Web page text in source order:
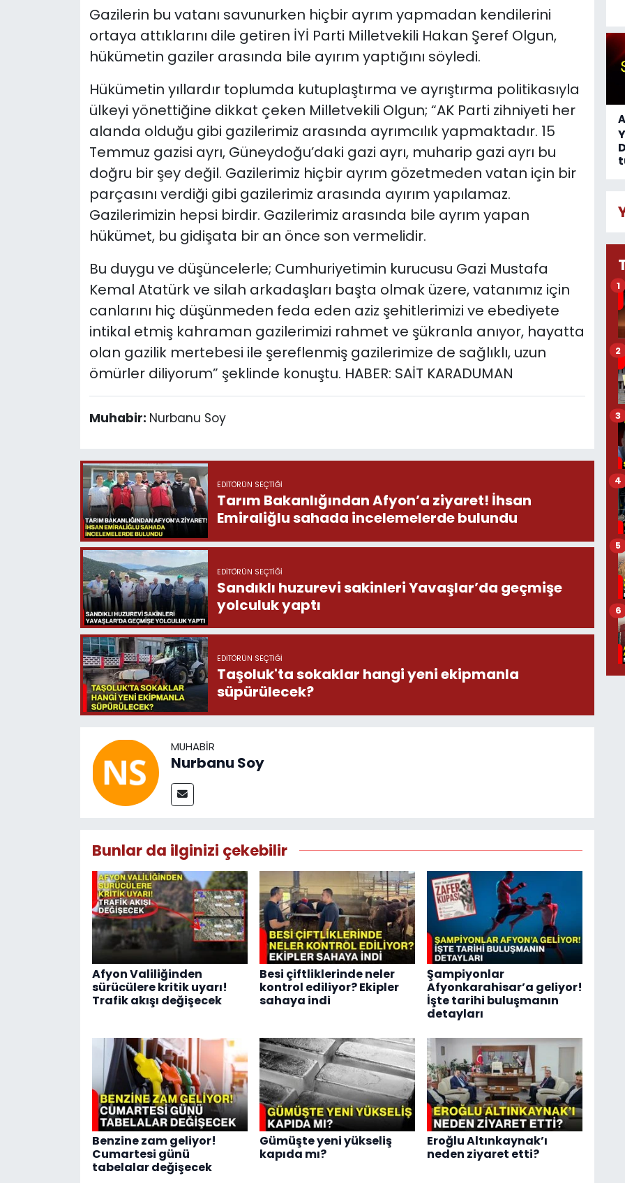
Gazilerin bu vatanı savunurken hiçbir ayrım yapmadan kendilerini
ortaya attıklarını dile getiren İYİ Parti Milletvekili Hakan Şeref Olgun,
hükümetin gaziler arasında bile ayırım yaptığını söyledi.
Hükümetin yıllardır toplumda kutuplaştırma ve ayrıştırma politikasıyla
ülkeyi yönettiğine dikkat çeken Milletvekili Olgun; “AK Parti zihniyeti her
alanda olduğu gibi gazilerimiz arasında ayrımcılık yapmaktadır. 15
Temmuz gazisi ayrı, Güneydoğu’daki gazi ayrı, muharip gazi ayrı bu
doğru bir şey değil. Gazilerimiz hiçbir ayrım gözetmeden vatan için bir
parçasını verdiği gibi gazilerimiz arasında ayırım yapılamaz.
Gazilerimizin hepsi birdir. Gazilerimiz arasında bile ayrım yapan
hükümet, bu gidişata bir an önce son vermelidir.
Bu duygu ve düşüncelerle; Cumhuriyetimin kurucusu Gazi Mustafa
Kemal Atatürk ve silah arkadaşları başta olmak üzere, vatanımız için
canlarını hiç düşünmeden feda eden aziz şehitlerimizi ve ebediyete
intikal etmiş kahraman gazilerimizi rahmet ve şükranla anıyor, hayatta
olan gazilik mertebesi ile şereflenmiş gazilerimize de sağlıklı, uzun
ömürler diliyorum” şeklinde konuştu. HABER: SAİT KARADUMAN
Muhabir: Nurbanu Soy
EDITÖRÜN SEÇTIĞI
Tarım Bakanlığından Afyon’a ziyaret! İhsan
Emiraliğlu sahada incelemelerde bulundu
EDITÖRÜN SEÇTIĞI
Sandıklı huzurevi sakinleri Yavaşlar’da geçmişe
yolculuk yaptı
EDITÖRÜN SEÇTIĞI
Taşoluk'ta sokaklar hangi yeni ekipmanla
süpürülecek?
MUHABIR
Nurbanu Soy
Bunlar da ilginizi çekebilir
Afyon Valiliğinden
sürücülere kritik uyarı!
Trafik akışı değişecek
Besi çiftliklerinde neler
kontrol ediliyor? Ekipler
sahaya indi
Şampiyonlar
Afyonkarahisar’a geliyor!
İşte tarihi buluşmanın
detayları
Benzine zam geliyor!
Cumartesi günü
tabelalar değişecek
Gümüşte yeni yükseliş
kapıda mı?
Eroğlu Altınkaynak’ı
neden ziyaret etti?
1
2
3
4
5
6